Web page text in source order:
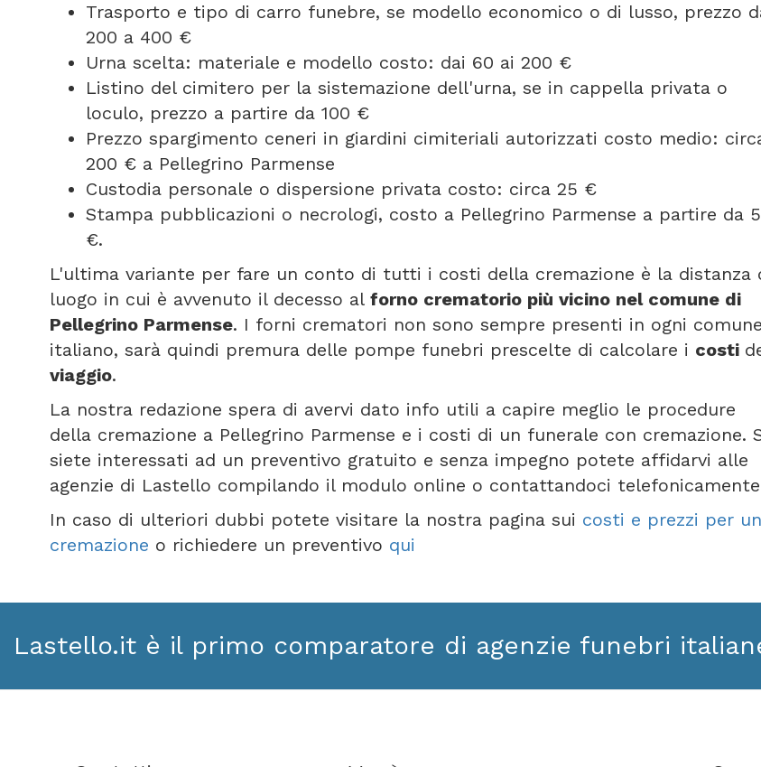
Trasporto e tipo di carro funebre, se modello economico o di lusso, prezzo
200 a 400 €
Urna scelta: materiale e modello costo: dai 60 ai 200 €
Listino del cimitero per la sistemazione dell'urna, se in cappella privata o
loculo, prezzo a partire da 100 €
Prezzo spargimento ceneri in giardini cimiteriali autorizzati costo medio:
200 € a Pellegrino Parmense
Custodia personale o dispersione privata costo: circa 25 €
Stampa pubblicazioni o necrologi, costo a Pellegrino Parmense a partire da
€.
L'ultima variante per fare un conto di tutti i costi della cremazione è la distanza
luogo in cui è avvenuto il decesso al forno crematorio più vicino nel comune di
Pellegrino Parmense. I forni crematori non sono sempre presenti in ogni comune
italiano, sarà quindi premura delle pompe funebri prescelte di calcolare i costi
viaggio.
La nostra redazione spera di avervi dato info utili a capire meglio le procedure
della cremazione a Pellegrino Parmense e i costi di un funerale con cremazione.
siete interessati ad un preventivo gratuito e senza impegno potete affidarvi alle
agenzie di Lastello compilando il modulo online o contattandoci
In caso di ulteriori dubbi potete visitare la nostra pagina sui costi e prezzi per
cremazione o richiedere un preventivo qui
Lastello.it è il primo comparatore di agenzie funebri